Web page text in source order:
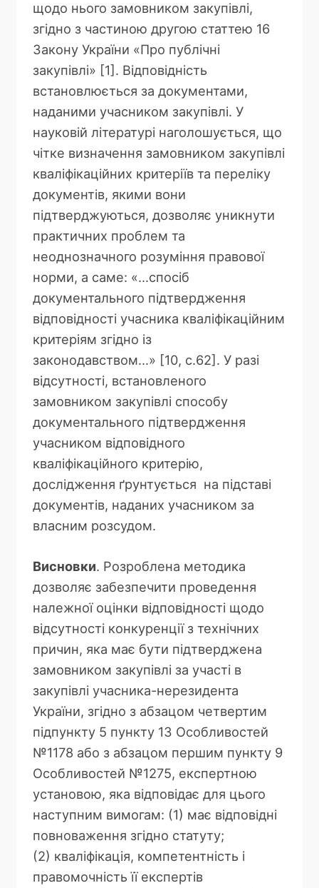
щодо нього замовником закупівлі,
згідно з частиною другою статтею 16
Закону України «Про публічні
закупівлі» [1]. Відповідність
встановлюється за документами,
наданими учасником закупівлі. У
науковій літературі наголошується, що
чітке визначення замовником закупівлі
кваліфікаційних критеріїв та переліку
документів, якими вони
підтверджуються, дозволяє уникнути
практичних проблем та
неоднозначного розуміння правової
норми, а саме: «…спосіб
документального підтвердження
відповідності учасника кваліфікаційним
критеріям згідно із
законодавством…» [10, с.62]. У разі
відсутності, встановленого
замовником закупівлі способу
документального підтвердження
учасником відповідного
кваліфікаційного критерію,
дослідження ґрунтується на підставі
документів, наданих учасником за
власним розсудом.
Висновки. Розроблена методика
дозволяє забезпечити проведення
належної оцінки відповідності щодо
відсутності конкуренції з технічних
причин, яка має бути підтверджена
замовником закупівлі за участі в
закупівлі учасника-нерезидента
України, згідно з абзацом четвертим
підпункту 5 пункту 13 Особливостей
№1178 або з абзацом першим пункту 9
Особливостей №1275, експертною
установою, яка відповідає для цього
наступним вимогам: (1) має відповідні
повноваження згідно статуту;
(2) кваліфікація, компетентність і
правомочність її експертів